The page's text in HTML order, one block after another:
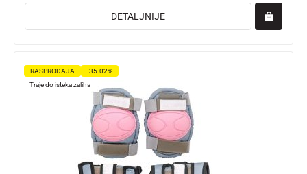
DETALJNIJE
RASPRODAJA
-35.02%
Traje do isteka zaliha